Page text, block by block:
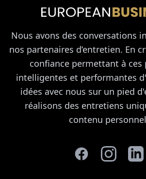
Nous avons des conversations
nos partenaires d’entretien. En
confiance permettant à ces
intelligentes et performantes
idées avec nous sur un pied
réalisons des entretiens
contenu